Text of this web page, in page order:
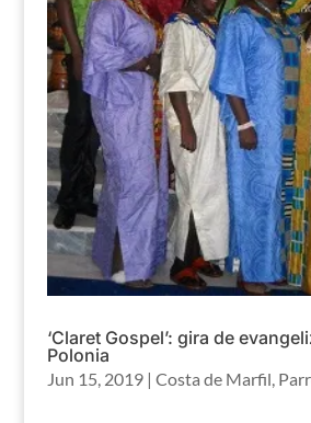
‘Claret Gospel’: gira de
Polonia
Jun 15, 2019| Costa de Marfil,